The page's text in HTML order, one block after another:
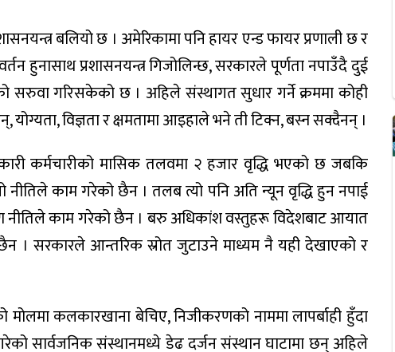
बलियो छ । अमेरिकामा पनि हायर एन्ड फायर प्रणाली छ र
हुनासाथ प्रशासनयन्त्र गिजोलिन्छ, सरकारले पूर्णता नपाउँदै दुई
सरुवा गरिसकेको छ । अहिले संस्थागत सुधार गर्ने क्रममा कोही
विज्ञता र क्षमतामा आइहाले भने ती टिक्न, बस्न सक्दैनन् ।
कर्मचारीको मासिक तलवमा २ हजार वृद्धि भएको छ जबकि
नीतिले काम गरेको छैन । तलब त्यो पनि अति न्यून वृद्धि हुन नपाई
नीतिले काम गरेको छैन । बरु अधिकांश वस्तुहरू विदेशबाट आयात
। सरकारले आन्तरिक स्रोत जुटाउने माध्यम नै यही देखाएको र
मोलमा कलकारखाना बेचिए, निजीकरणको नाममा लापर्बाही हुँदा
सार्वजनिक संस्थानमध्ये डेढ दर्जन संस्थान घाटामा छन् अहिले